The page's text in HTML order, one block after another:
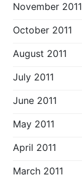
November 2011
October 2011
August 2011
July 2011
June 2011
May 2011
April 2011
March 2011